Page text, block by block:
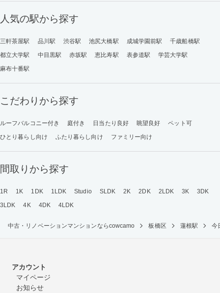
人気の駅から探す
三軒茶屋駅 品川駅 渋谷駅 池尻大橋駅 成城学園前駅
千歳船橋駅
都立大学駅
中目黒駅 赤坂駅 恵比寿駅 表参道駅
学芸大学駅
麻布十番駅
こだわりから探す
ルーフバルコニー付き 庭付き 日当たり良好 眺望良好
ペット可
ひとり暮らし向け
ふたり暮らし向け ファミリー向け
間取りから探す
1R 1K 1DK 1LDK Studio SLDK 2K 2DK 2LDK 3K
3DK
3LDK
4K 4DK 4LDK
中古・リノベーションマンションならcowcamo 板橋区 蓮根駅 今
アカウント
マイページ
お知らせ